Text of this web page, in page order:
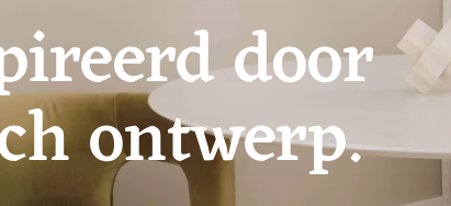
door
ontwerp.